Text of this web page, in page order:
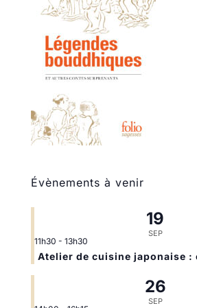
Évènements à venir
19
SEP
11h30 - 13h30
Atelier de cuisine japonaise :
26
SEP